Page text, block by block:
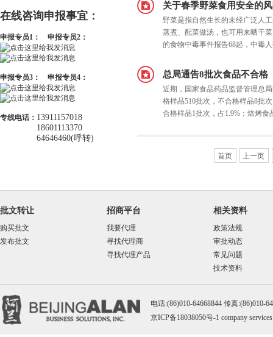
在线咨询申报事宜：
申报专员1： 申报专员2：
申报专员3： 申报专员4：
专线电话： 13911157018
18601113370
64646460(呼转)
关于春季野菜食用安全的
野菜是指自然生长的未经广泛人
蒸煮、配菜做汤，也可用来晒干
的食物中毒事件报告68起，中毒
总局通告8批次食品不合格
近期，国家食品药品监督管理总
格样品510批次，不合格样品8
合格样品1批次，占1.9%；焙烤
首页 上一页
批文转让
购买批文
发布批文
招商平台
我要代理
寻找代理商
寻找代理产品
相关资料
政策法规
审批动态
常见问题
技术资料
电话:(86)010-64668844 传真:(86)010-
京ICP备18038050号-1 company